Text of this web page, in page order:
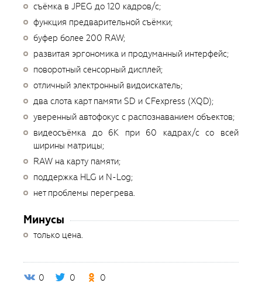
съёмка в JPEG до 120 кадров/с;
функция предварительной съёмки;
буфер более 200 RAW;
развитая эргономика и продуманный интерфейс;
поворотный сенсорный дисплей;
отличный электронный видоискатель;
два слота карт памяти SD и CFexpress (XQD);
уверенный автофокус с распознаванием объектов;
видеосъёмка до 6K при 60 кадрах/с со всей
ширины матрицы;
RAW на карту памяти;
поддержка HLG и N-Log;
нет проблемы перегрева.
Минусы
только цена.
0 0 0